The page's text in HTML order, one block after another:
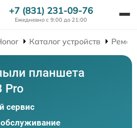
+7 (831) 231-09-76
Ежедневно с 9:00 до 21:00
Каталог устройств
планшета
Pro
сервис